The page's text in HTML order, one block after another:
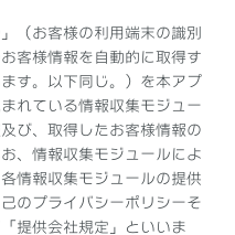
（お客様の利用端末の識別
客様情報を自動的に取得す
す。以下同じ。）を本アプ
れている情報収集モジュー
び、取得したお客様情報の
、情報収集モジュールによ
情報収集モジュールの提供
のプライバシーポリシーそ
提供会社規定」といいま